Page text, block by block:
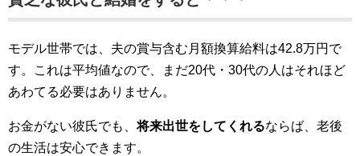
モデル世帯では、夫の賞与含む月額換算給料は42.8万円で
す。これは平均値なので、まだ20代・30代の人はそれほど
あわてる必要はありません。
お金がない彼氏でも、将来出世をしてくれるならば、老後
の生活は安心できます。